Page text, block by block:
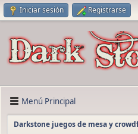
Iniciar sesión Registrarse
Menú Principal
Darkstone juegos de mesa y